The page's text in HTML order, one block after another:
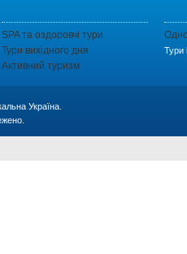
SPA та оздоровчі тури
Тури вихідного дня
Активний туризм
Тури
Україна.